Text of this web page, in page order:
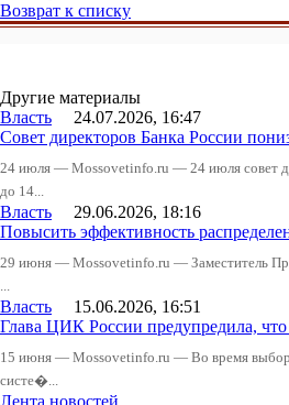
Возврат к списку
Другие материалы
Власть 24.07.2026, 16:47
Совет директоров Банка России
24 июля — Mossovetinfo.ru — 24 июля совет
до 14...
Власть 29.06.2026, 18:16
Повысить эффективность
29 июня — Mossovetinfo.ru — Заместитель
...
Власть 15.06.2026, 16:51
Глава ЦИК России предупредила,
15 июня — Mossovetinfo.ru — Во время
систе�...